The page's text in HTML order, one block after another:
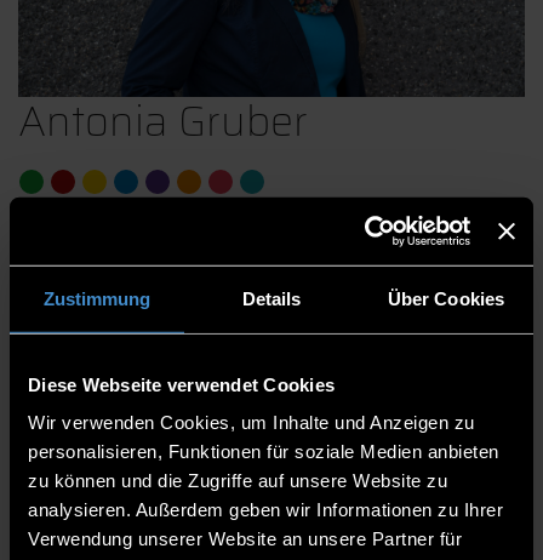
Zustimmung Details Über Cookies
Diese Webseite verwendet Cookies
Wir verwenden Cookies, um Inhalte und Anzeigen zu
personalisieren, Funktionen für soziale Medien anbieten
zu können und die Zugriffe auf unsere Website zu
analysieren. Außerdem geben wir Informationen zu Ihrer
Verwendung unserer Website an unsere Partner für
Antonia Gruber
ERASMUS+
Centre for Studies and International Office
International Office
Member of the staff team
B 209
0991/3615-274